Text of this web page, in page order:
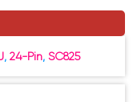
, 24-Pin, SC825